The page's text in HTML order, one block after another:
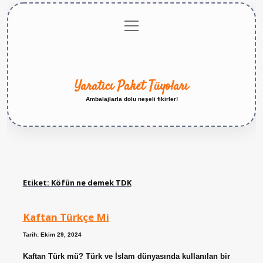
menüyü
aç
Yaratıcı Paket Tüyoları
Ambalajlarla dolu neşeli fikirler!
Etiket: Köfün ne demek TDK
Kaftan Türkçe Mi
Tarih: Ekim 29, 2024
Kaftan Türk mü? Türk ve İslam dünyasında kullanılan bir